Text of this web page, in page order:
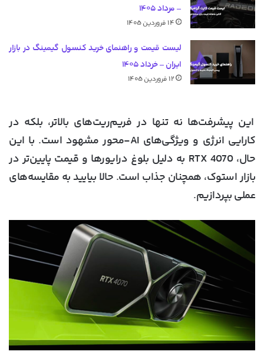
– مرداد ۱۴۰۵
۱۴ فروردین ۱۴۰۵
لیست قیمت و راهنمای خرید کنسول گیمینگ در بازار
ایران – خرداد ۱۴۰۵
۱۲ فروردین ۱۴۰۵
این پیشرفت‌ها نه تنها در فریم‌ریت‌های بالاتر، بلکه در
کارایی انرژی و ویژگی‌های AI-محور مشهود است. با این
حال، RTX 4070 به دلیل بلوغ درایورها و قیمت پایین‌تر در
بازار استوک، همچنان جذاب است. حالا بیایید به مقایسه‌های
عملی بپردازیم.